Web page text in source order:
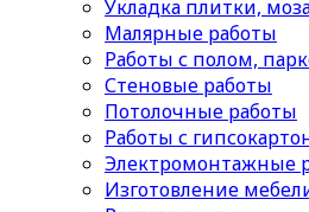
Укладка плитки,
Малярные работы
Работы с полом,
Стеновые работы
Потолочные работы
Работы с
Электромонтажные
Изготовление